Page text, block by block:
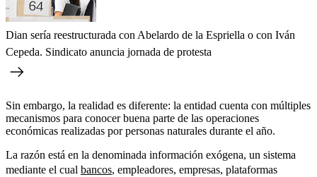
Dian sería reestructurada con Abelardo de la Espriella o con Iván
Cepeda. Sindicato anuncia jornada de protesta
Sin embargo, la realidad es diferente: la entidad cuenta con múltiples
mecanismos para conocer buena parte de las operaciones
económicas realizadas por personas naturales durante el año.
La razón está en la denominada información exógena, un sistema
mediante el cual bancos, empleadores, empresas, plataformas